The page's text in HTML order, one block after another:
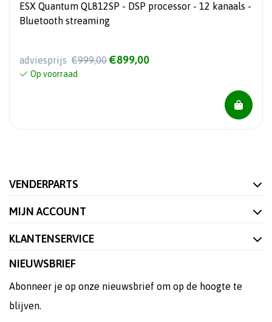
ESX Quantum QL812SP - DSP processor - 12 kanaals -
Bluetooth streaming
adviesprijs €999,00 €899,00
Op voorraad
VENDERPARTS
MIJN ACCOUNT
KLANTENSERVICE
NIEUWSBRIEF
Abonneer je op onze nieuwsbrief om op de hoogte te
blijven.